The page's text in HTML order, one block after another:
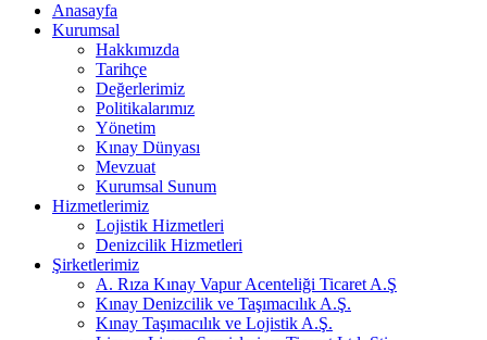
Anasayfa
Kurumsal
Hakkımızda
Tarihçe
Değerlerimiz
Politikalarımız
Yönetim
Kınay Dünyası
Mevzuat
Kurumsal Sunum
Hizmetlerimiz
Lojistik Hizmetleri
Denizcilik Hizmetleri
Şirketlerimiz
A. Rıza Kınay Vapur Acenteliği Ticaret A.Ş
Kınay Denizcilik ve Taşımacılık A.Ş.
Kınay Taşımacılık ve Lojistik A.Ş.